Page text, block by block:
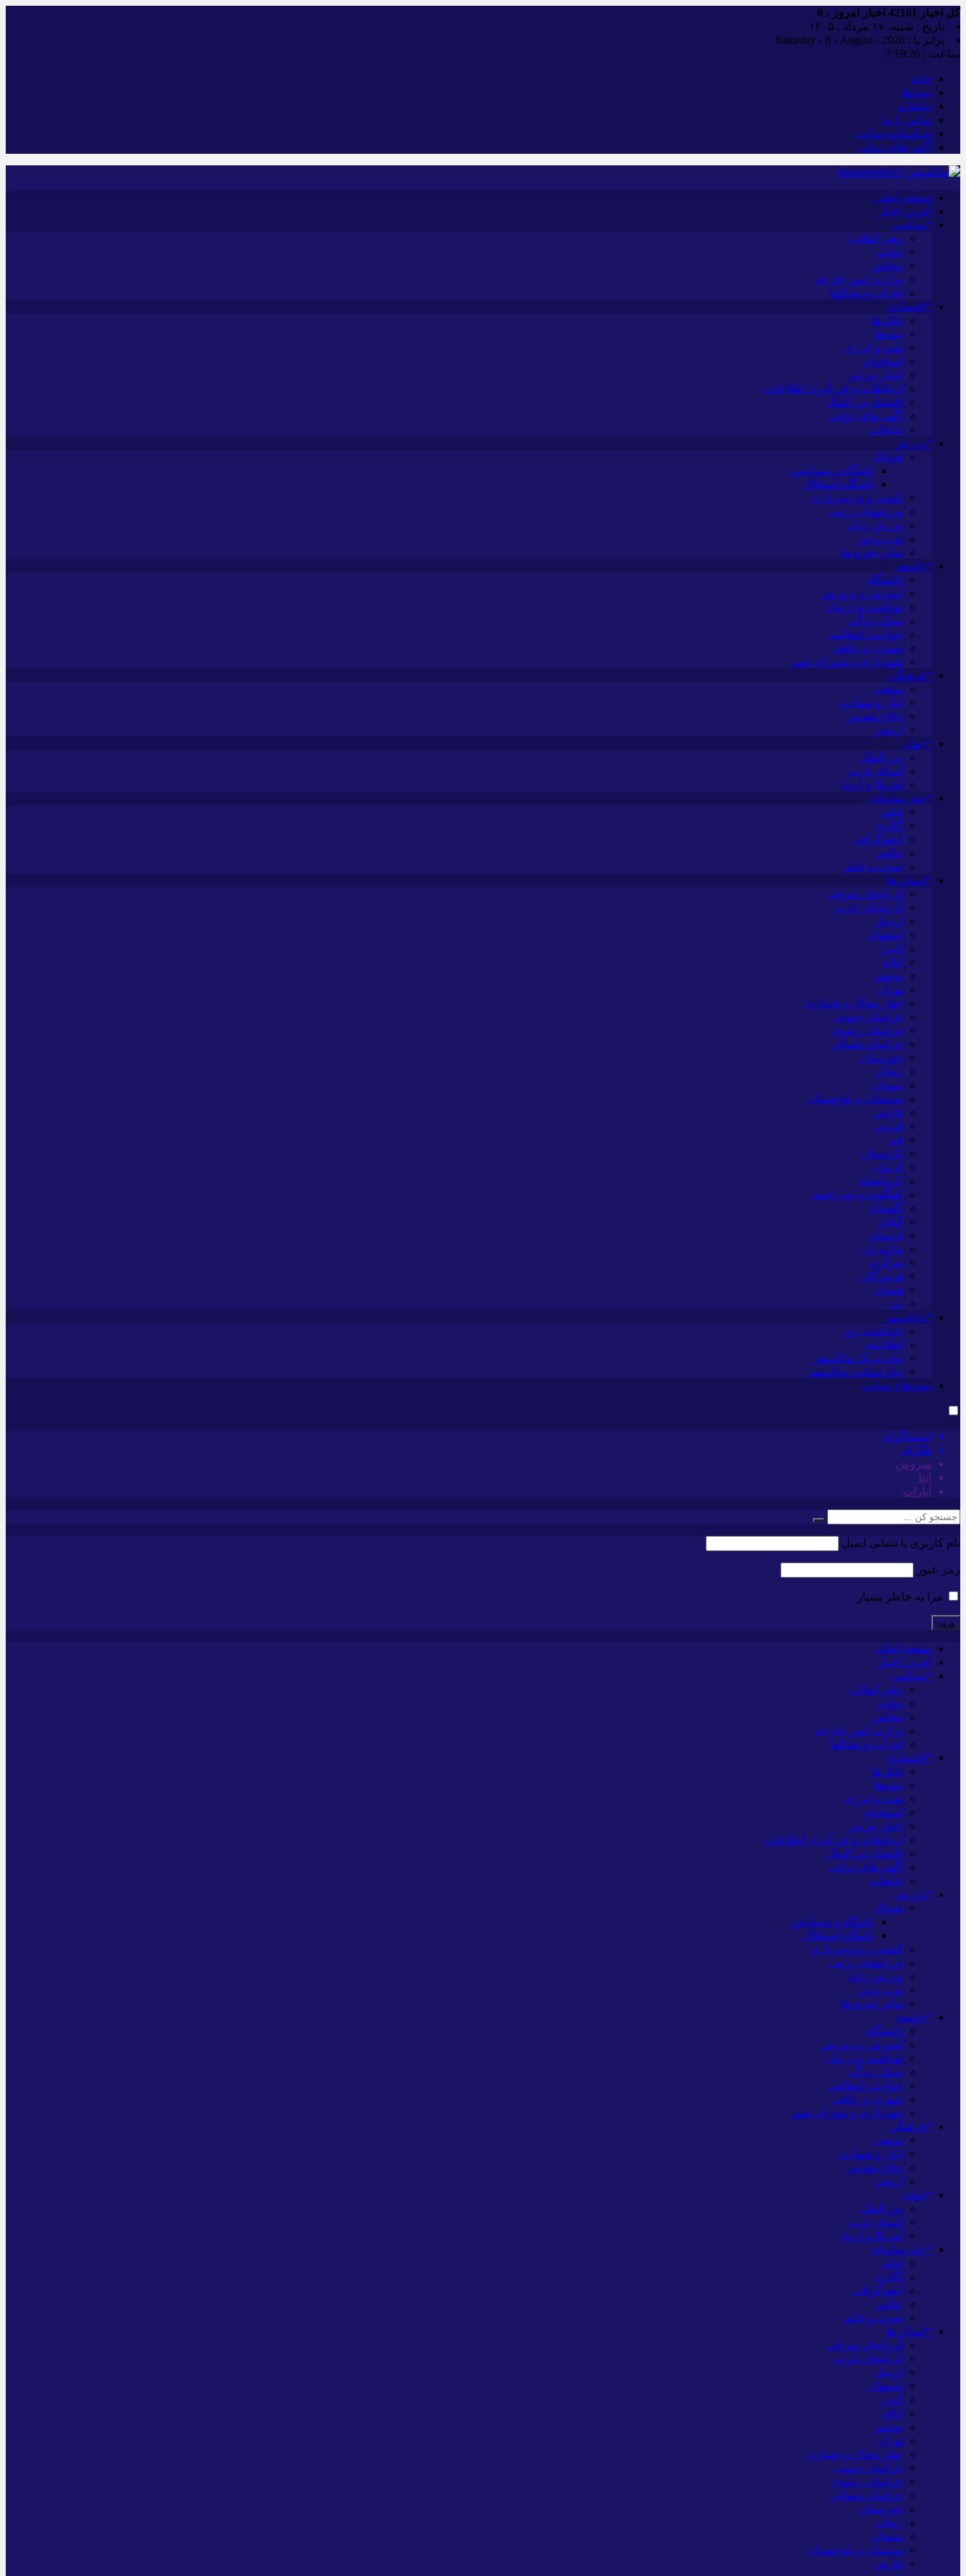
کل اخبار اخبار امروز : 0
تاریخ : شنبه, ۱۷ مرداد , ۱۴۰۵
برابر با : Saturday - 8 - August - 2026
ساعت : 7:19:27
خانه
پیوندها
تبلیغات
تماس با ما
شناسنامه سایت
آگهی های دولتی
صفحه اصلی
آخرین اخبار
*سیاسی
رهبر انقلاب
دولت
مجلس
وزارت امور خارجه
احزاب و تشکلها
*اقتصادی
بانک ها
بیمه‌ها
نفت و انرژی
استخدام
اخبار بورس
ارتباطات و فن آوری اطلاعات
اقتصاد بین الملل
آگهی های دولتی
تبلیغات
*ورزش
فوتبال
باشگاه پرسپولیس
باشگاه استقلال
کشتی و وزنه‌برداری
ورزشهای رزمی
ورزش زنان
توپ و تور
سایر حوزه ها
*جامعه
دانشگاه
آموزش و پرورش
بهداشت و درمان
سبک زندگی
حوادث، انتظامی
شهری و رفاهی
شهرداری و شورای شهر
*فرهنگی
مذهبی
ایثار و شهادت
دفاع مقدس
اربعین
*جهان
بین الملل
آسیای غربی
آمریکا و اروپا
*چندرسانه‌ای
فیلم
گالری
اینفوگرافی
عکس
صوت و فیلم
*استان ها
آذربایجان شرقی
آذربایجان غربی
اردبیل
اصفهان
البرز
ایلام
بوشهر
تهران
چهار محال و بختیاری
خراسان جنوبی
خراسان رضوی
خراسان شمالی
خوزستان
زنجان
سمنان
سیستان و بلوچستان
فارس
قزوین
قم
کردستان
کرمان
کرمانشاه
کهگلویه و بویر احمد
گلستان
گیلان
لرستان
مازندران
مرکزی
هرمزگان
همدان
یزد
*ماناسپهر
یادداشت روز
اطلاعیه
پیام تبریک ماناسپهر
پیام تسلیت ماناسپهر
پیوندهای سایت
اینستاگرام
تلگرام
سروش
ایتا
آپارات
نام کاربری یا نشانی ایمیل
رمز عبور
مرا به خاطر بسپار
صفحه اصلی
آخرین اخبار
*سیاسی
رهبر انقلاب
دولت
مجلس
وزارت امور خارجه
احزاب و تشکلها
*اقتصادی
بانک ها
بیمه‌ها
نفت و انرژی
استخدام
اخبار بورس
ارتباطات و فن آوری اطلاعات
اقتصاد بین الملل
آگهی های دولتی
تبلیغات
*ورزش
فوتبال
باشگاه پرسپولیس
باشگاه استقلال
کشتی و وزنه‌برداری
ورزشهای رزمی
ورزش زنان
توپ و تور
سایر حوزه ها
*جامعه
دانشگاه
آموزش و پرورش
بهداشت و درمان
سبک زندگی
حوادث، انتظامی
شهری و رفاهی
شهرداری و شورای شهر
*فرهنگی
مذهبی
ایثار و شهادت
دفاع مقدس
اربعین
*جهان
بین الملل
آسیای غربی
آمریکا و اروپا
*چندرسانه‌ای
فیلم
گالری
اینفوگرافی
عکس
صوت و فیلم
*استان ها
آذربایجان شرقی
آذربایجان غربی
اردبیل
اصفهان
البرز
ایلام
بوشهر
تهران
چهار محال و بختیاری
خراسان جنوبی
خراسان رضوی
خراسان شمالی
خوزستان
زنجان
سمنان
سیستان و بلوچستان
فارس